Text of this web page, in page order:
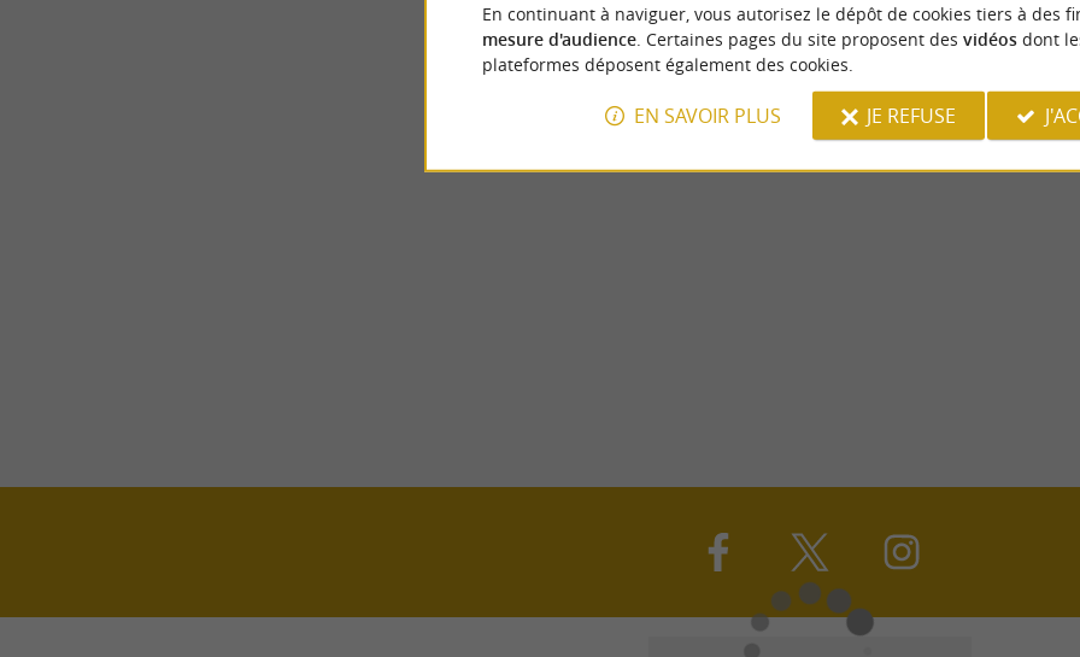
En continuant à naviguer, vous autorisez le dépôt de cookies tiers à des
mesure d'audience. Certaines pages du site proposent des vidéosdont
plateformes déposent également des cookies.
EN SAVOIR PLUS JE REFUSE